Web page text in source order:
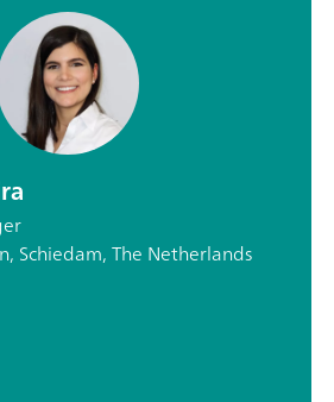
Schiedam, The Netherlands